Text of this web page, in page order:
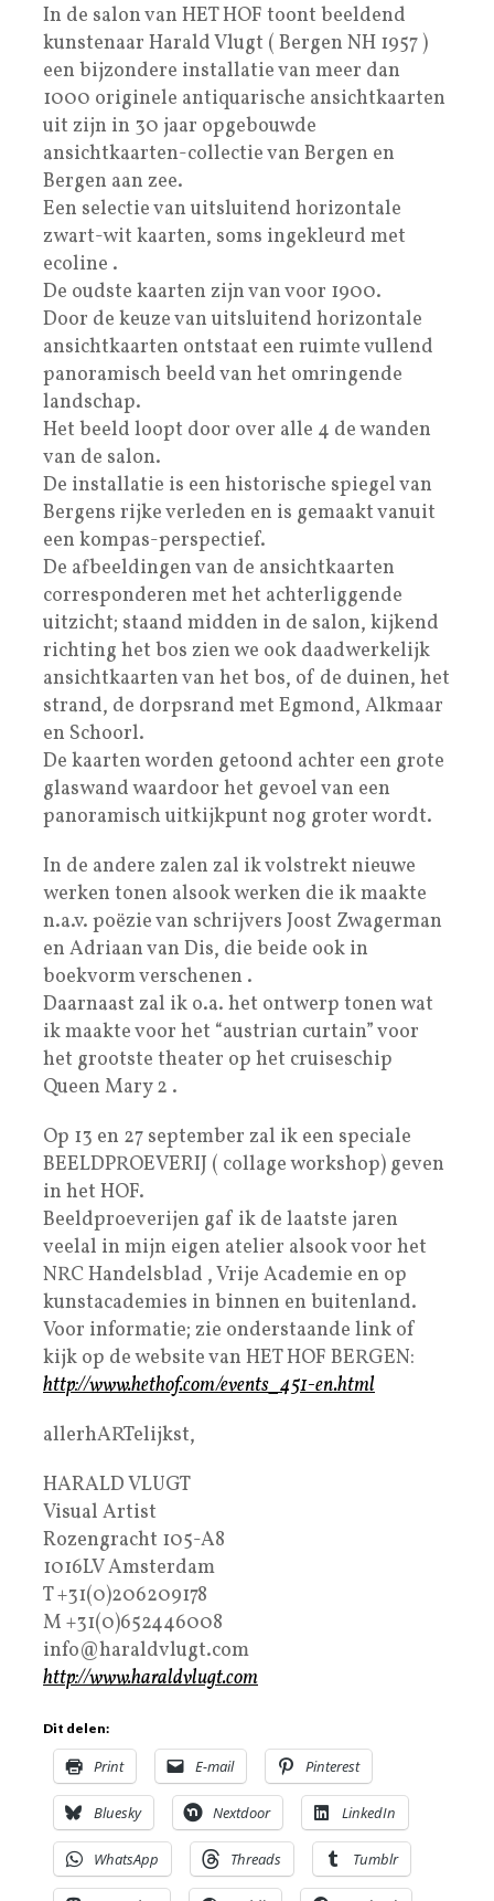
In de salon van HET HOF toont beeldend
kunstenaar Harald Vlugt ( Bergen NH 1957 )
een bijzondere installatie van meer dan
1000 originele antiquarische ansichtkaarten
uit zijn in 30 jaar opgebouwde
ansichtkaarten-collectie van Bergen en
Bergen aan zee.
Een selectie van uitsluitend horizontale
zwart-wit kaarten, soms ingekleurd met
ecoline .
De oudste kaarten zijn van voor 1900.
Door de keuze van uitsluitend horizontale
ansichtkaarten ontstaat een ruimte vullend
panoramisch beeld van het omringende
landschap.
Het beeld loopt door over alle 4 de wanden
van de salon.
De installatie is een historische spiegel van
Bergens rijke verleden en is gemaakt vanuit
een kompas-perspectief.
De afbeeldingen van de ansichtkaarten
corresponderen met het achterliggende
uitzicht; staand midden in de salon, kijkend
richting het bos zien we ook daadwerkelijk
ansichtkaarten van het bos, of de duinen, het
strand, de dorpsrand met Egmond, Alkmaar
en Schoorl.
De kaarten worden getoond achter een grote
glaswand waardoor het gevoel van een
panoramisch uitkijkpunt nog groter wordt.
In de andere zalen zal ik volstrekt nieuwe
werken tonen alsook werken die ik maakte
n.a.v. poëzie van schrijvers Joost Zwagerman
en Adriaan van Dis, die beide ook in
boekvorm verschenen .
Daarnaast zal ik o.a. het ontwerp tonen wat
ik maakte voor het “austrian curtain” voor
het grootste theater op het cruiseschip
Queen Mary 2 .
Op 13 en 27 september zal ik een speciale
BEELDPROEVERIJ ( collage workshop) geven
in het HOF.
Beeldproeverijen gaf ik de laatste jaren
veelal in mijn eigen atelier alsook voor het
NRC Handelsblad , Vrije Academie en op
kunstacademies in binnen en buitenland.
Voor informatie; zie onderstaande link of
kijk op de website van HET HOF BERGEN:
http://www.hethof.com/events_451-en.html
allerhARTelijkst,
HARALD VLUGT
Visual Artist
Rozengracht 105-A8
1016LV Amsterdam
T +31(0)206209178
M +31(0)652446008
info@haraldvlugt.com
http://www.haraldvlugt.com
Dit delen:
Print E-mail Pinterest
Bluesky Nextdoor LinkedIn
WhatsApp Threads Tumblr